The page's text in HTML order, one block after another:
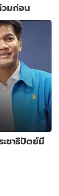
วมก่อน
ชาธิปัตย์มี